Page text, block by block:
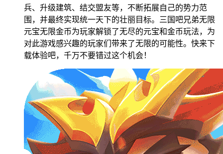
兵、升级建筑、结交盟友等，不断拓展自己的势力范
围，并最终实现统一天下的壮丽目标。三国吧兄弟无限
元宝无限金币为玩家解锁了无尽的元宝和金币玩法，为
对此游戏感兴趣的玩家们带来了无限的可能性。快来下
载体验吧，千万不要错过这个机会！